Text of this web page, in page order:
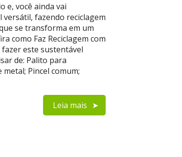
e, você ainda vai
fazendo reciclagem
se transforma em um
como Faz Reciclagem com
este sustentável
de: Palito para
Pincel comum;
Leia mais